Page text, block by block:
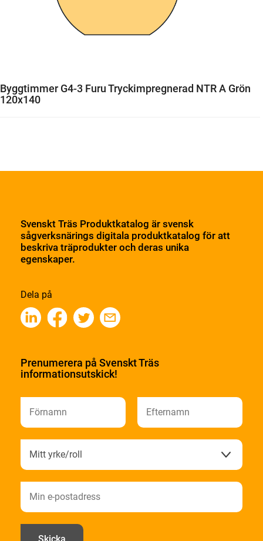
Byggtimmer G4-3 Furu Tryckimpregnerad NTR A Grön
120x140
Svenskt Träs Produktkatalog är svensk
sågverksnärings digitala produktkatalog för att
beskriva träprodukter och deras unika
egenskaper.
Dela på
Prenumerera på Svenskt Träs
informationsutskick!